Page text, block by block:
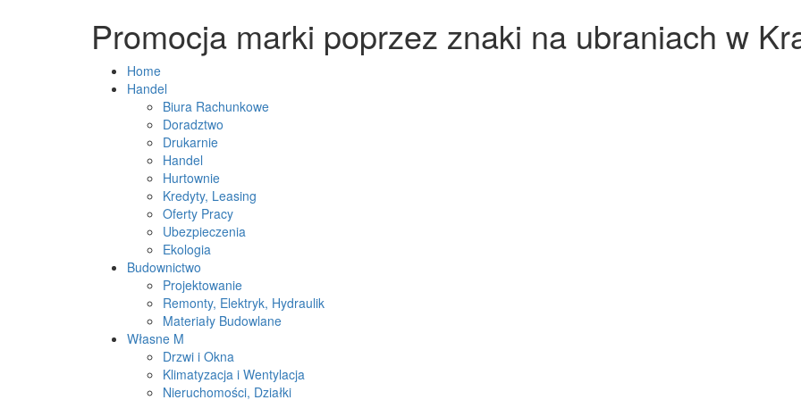
Promocja marki poprzez znaki na ubraniach w
Home
Handel
Biura Rachunkowe
Doradztwo
Drukarnie
Handel
Hurtownie
Kredyty, Leasing
Oferty Pracy
Ubezpieczenia
Ekologia
Budownictwo
Projektowanie
Remonty, Elektryk, Hydraulik
Materiały Budowlane
Własne M
Drzwi i Okna
Klimatyzacja i Wentylacja
Nieruchomości, Działki